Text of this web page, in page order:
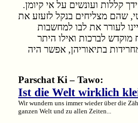
קללות ועונשים על אי קיומן.
שהם מצליחים בנקל לזעזע את
לעורר את לבו למחשבות
לברכות ואילו היתר
בתיאוריהן, אפשר היה
Parschat Ki – Tawo:
Ist die Welt wirklich
Wir wundern uns immer wieder über die
ganzen Welt und zu allen Zeiten...